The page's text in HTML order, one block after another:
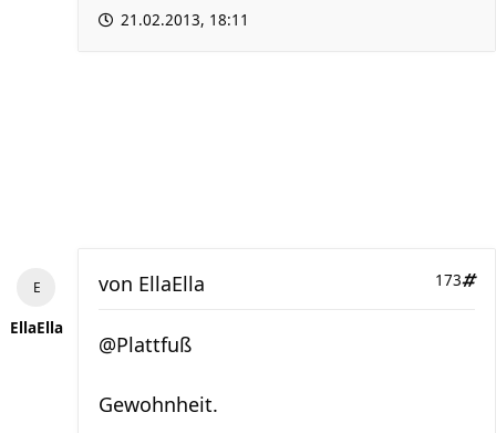
21.02.2013, 18:11
EllaElla
173
von EllaElla
@Plattfuß
Gewohnheit.